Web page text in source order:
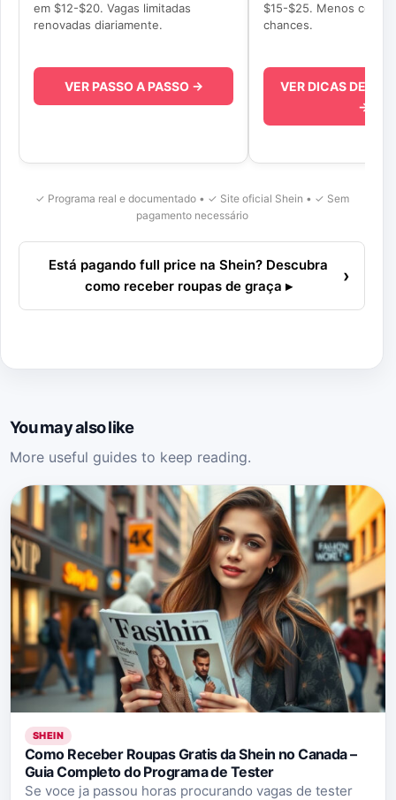
em $12-$20. Vagas limitadas
renovadas diariamente.
VER PASSO A PASSO →
$15-$25. Menos
chances.
VER DICAS DE
→
✓ Programa real e documentado • ✓ Site oficial Shein • ✓ Sem
pagamento necessário
Está pagando full price na Shein? Descubra
como receber roupas de graça ▸
›
You may also like
More useful guides to keep reading.
SHEIN
Como Receber Roupas Gratis da Shein no Canada –
Guia Completo do Programa de Tester
Se voce ja passou horas procurando vagas de tester